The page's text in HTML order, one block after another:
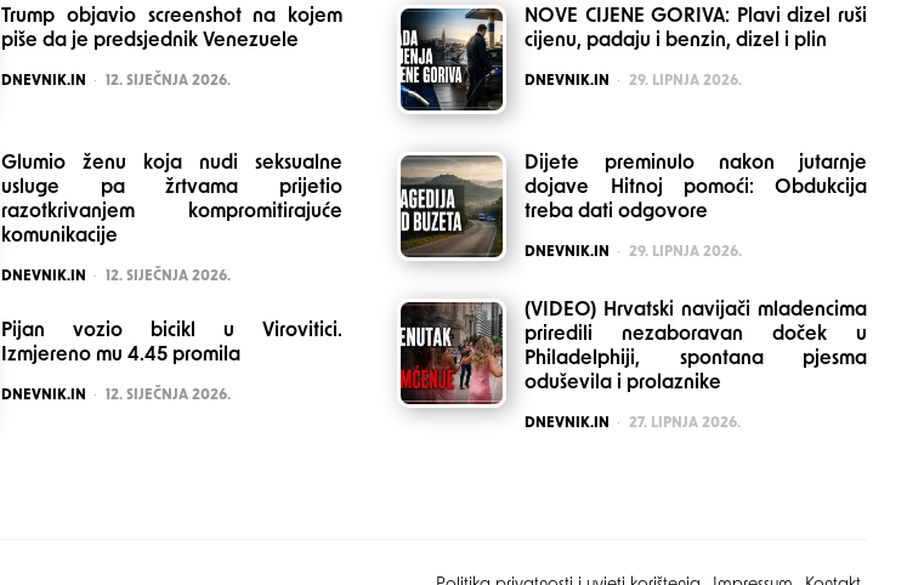
Trump objavio screenshot na kojem
piše da je predsjednik Venezuele
POSTED
DNEVNIK.IN 12. SIJEČNJA 2026.
Glumio ženu koja nudi seksualne
usluge pa žrtvama prijetio
razotkrivanjem kompromitirajuće
komunikacije
POSTED
DNEVNIK.IN 12. SIJEČNJA 2026.
Pijan vozio bicikl u Virovitici.
Izmjereno mu 4.45 promila
POSTED
DNEVNIK.IN 12. SIJEČNJA 2026.
NOVE CIJENE GORIVA: Plavi dizel ruši
cijenu, padaju i benzin, dizel i plin
POSTED
DNEVNIK.IN 29. LIPNJA 2026.
Dijete preminulo nakon jutarnje
dojave Hitnoj pomoći: Obdukcija
treba dati odgovore
POSTED
DNEVNIK.IN 29. LIPNJA 2026.
(VIDEO) Hrvatski navijači mladencima
priredili nezaboravan doček u
Philadelphiji, spontana pjesma
oduševila i prolaznike
POSTED
DNEVNIK.IN 27. LIPNJA 2026.